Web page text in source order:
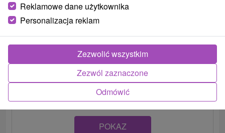
Chata nad briežkami Raková
Útulná chata v štýle typických kysuckých dreveníc, v
malebnej obci Raková, disponuje dvomi...
POKAZ
Reklamowe dane użytkownika
Personalizacja reklam
Odmówić
Zezwól zaznaczone
Zezwolić wszystkim